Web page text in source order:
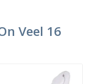
Veel 16